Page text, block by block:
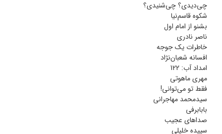
چی‌دیدی؟ چی‌شنیدی؟
شکوه قاسم‌نیا
بشنو از امام اول
ناصر نادری
خاطرات یک جوجه
افسانه شعبان‌نژاد
امداد آب: 122
مهری ماهوتی
فقط تو می‌توانی!
سیدمحمد مهاجرانی
بابابرفی
صداهای عجیب
سپیده خلیلی